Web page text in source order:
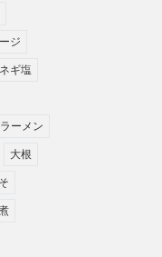
ジ
ネギ塩
ラーメン
大根